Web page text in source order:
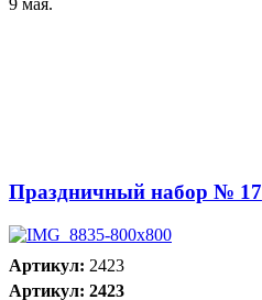
9 мая.
Праздничный набор № 17
Артикул: 2423
Артикул: 2423